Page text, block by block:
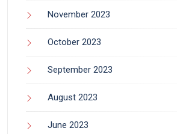
November 2023
October 2023
September 2023
August 2023
June 2023